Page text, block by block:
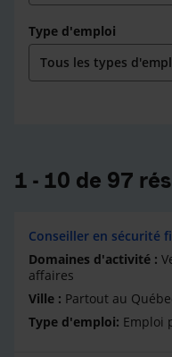
Type d'emploi
1 - 10 de 97
Conseiller en sécurité
affaires
Partout au
Emploi